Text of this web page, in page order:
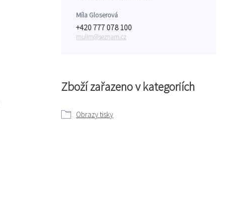
Zboží zařazeno v kategoriích
Obrazy tisky
Míla Gloserová
+420 777 078 100
mulim@seznam.cz